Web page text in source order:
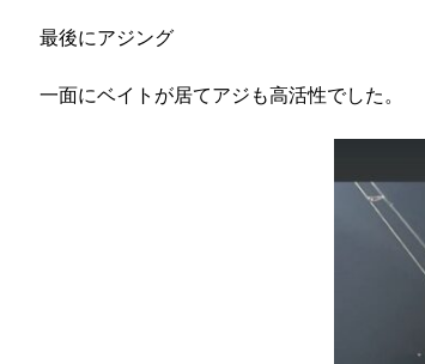
最後にアジング
一面にベイトが居てアジも高活性でした。